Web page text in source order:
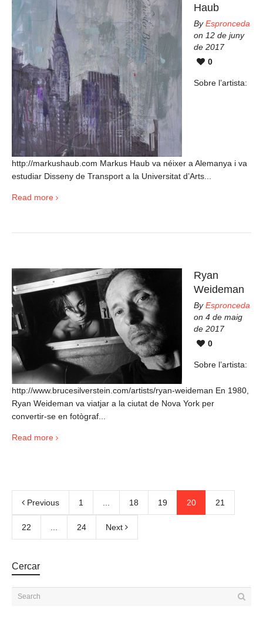
Haub
ByEspronceda
on 12 de juny
de 2017
0
Sobre l’artista:
http://markushaub.com Markus Haub va néixer a Alemanya i va
estudiar Disseny de Transport a la Universitat d’Arts...
Read more
Ryan
Weideman
ByEspronceda
on 4 de maig
de 2017
0
Sobre l’artista:
http://www.brucesilverstein.com/artists/ryan-weideman En 1980,
Ryan Weideman va viatjar a la ciutat de Nova York per
convertir-se en fotògraf...
Read more
Previous 1 18 19 20 21
22 24 Next
Cercar